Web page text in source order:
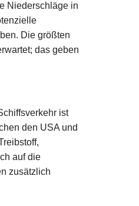
Niederschläge in
Die größten
das geben
ist
den USA und
auf die
zusätzlich